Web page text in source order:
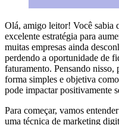
Olá, amigo leitor! Você sabia
excelente estratégia para
muitas empresas ainda
perdendo a oportunidade de
faturamento. Pensando nisso,
forma simples e objetiva
pode impactar positivamente
Para começar, vamos
uma técnica de marketing